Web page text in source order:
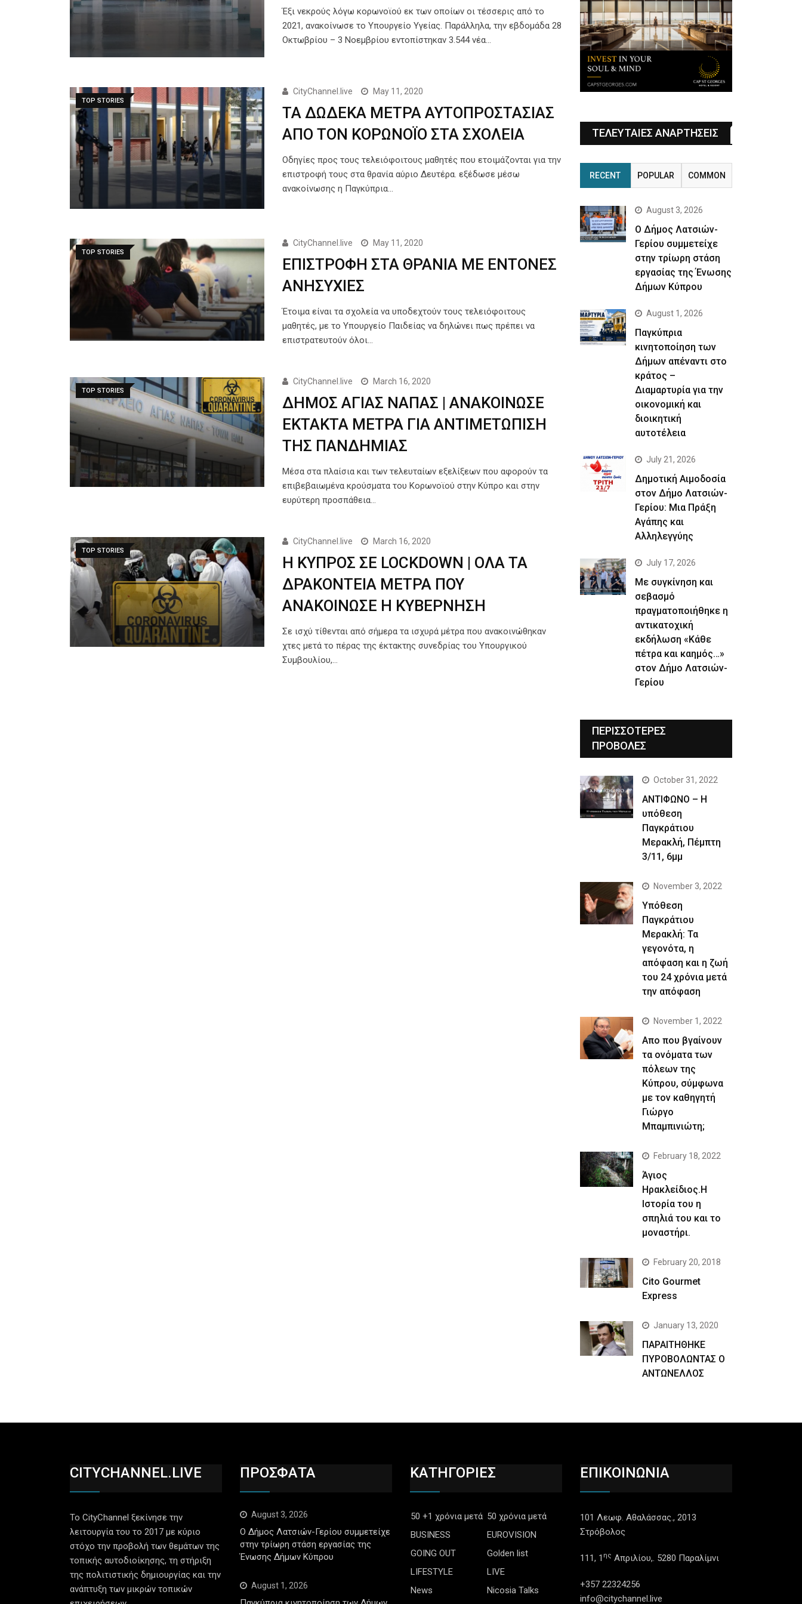
Έξι νεκρούς λόγω κορωνοϊού εκ των οποίων οι τέσσερις από το
2021, ανακοίνωσε το Υπουργείο Υγείας. Παράλληλα, την εβδομάδα 28
Οκτωβρίου – 3 Νοεμβρίου εντοπίστηκαν 3.544 νέα…
TOP STORIES
CityChannel.live May 11, 2020
ΤΑ ΔΩΔΕΚΑ ΜΕΤΡΑ ΑΥΤΟΠΡΟΣΤΑΣΙΑΣ
ΑΠΟ ΤΟΝ ΚΟΡΩΝΟΪΟ ΣΤΑ ΣΧΟΛΕΙΑ
Οδηγίες προς τους τελειόφοιτους μαθητές που ετοιμάζονται για την
επιστροφή τους στα θρανία αύριο Δευτέρα. εξέδωσε μέσω
ανακοίνωσης η Παγκύπρια…
TOP STORIES
CityChannel.live May 11, 2020
ΕΠΙΣΤΡΟΦΗ ΣΤΑ ΘΡΑΝΙΑ ΜΕ ΕΝΤΟΝΕΣ
ΑΝΗΣΥΧΙΕΣ
Έτοιμα είναι τα σχολεία να υποδεχτούν τους τελειόφοιτους
μαθητές, με το Υπουργείο Παιδείας να δηλώνει πως πρέπει να
επιστρατευτούν όλοι…
TOP STORIES
CityChannel.live March 16, 2020
ΔΗΜΟΣ ΑΓΙΑΣ ΝΑΠΑΣ | ΑΝΑΚΟΙΝΩΣΕ
ΕΚΤΑΚΤΑ ΜΕΤΡΑ ΓΙΑ ΑΝΤΙΜΕΤΩΠΙΣΗ
ΤΗΣ ΠΑΝΔΗΜΙΑΣ
Μέσα στα πλαίσια και των τελευταίων εξελίξεων που αφορούν τα
επιβεβαιωμένα κρούσματα του Κορωνοϊού στην Κύπρο και στην
ευρύτερη προσπάθεια…
TOP STORIES
CityChannel.live March 16, 2020
Η ΚΥΠΡΟΣ ΣΕ LOCKDOWN | ΟΛΑ ΤΑ
ΔΡΑΚΟΝΤΕΙΑ ΜΕΤΡΑ ΠΟΥ
ΑΝΑΚΟΙΝΩΣΕ Η ΚΥΒΕΡΝΗΣΗ
Σε ισχύ τίθενται από σήμερα τα ισχυρά μέτρα που ανακοινώθηκαν
χτες μετά το πέρας της έκτακτης συνεδρίας του Υπουργικού
Συμβουλίου,…
ΤΕΛΕΥΤΑΙΕΣ ΑΝΑΡΤΗΣΕΙΣ
RECENT POPULAR COMMON
August 3, 2026
Ο Δήμος Λατσιών-
Γερίου συμμετείχε
στην τρίωρη στάση
εργασίας της Ένωσης
Δήμων Κύπρου
August 1, 2026
Παγκύπρια
κινητοποίηση των
Δήμων απέναντι στο
κράτος –
Διαμαρτυρία για την
οικονομική και
διοικητική
αυτοτέλεια
July 21, 2026
Δημοτική Αιμοδοσία
στον Δήμο Λατσιών-
Γερίου: Μια Πράξη
Αγάπης και
Αλληλεγγύης
July 17, 2026
Με συγκίνηση και
σεβασμό
πραγματοποιήθηκε η
αντικατοχική
εκδήλωση «Κάθε
πέτρα και καημός…»
στον Δήμο Λατσιών-
Γερίου
ΠΕΡΙΣΣΟΤΕΡΕΣ
ΠΡΟΒΟΛΕΣ
October 31, 2022
ΑΝΤΙΦΩΝΟ – Η
υπόθεση
Παγκράτιου
Μερακλή, Πέμπτη
3/11, 6μμ
November 3, 2022
Yπόθεση
Παγκράτιου
Μερακλή: Τα
γεγονότα, η
απόφαση και η ζωή
του 24 χρόνια μετά
την απόφαση
November 1, 2022
Απο που βγαίνουν
τα ονόματα των
πόλεων της
Κύπρου, σύμφωνα
με τον καθηγητή
Γιώργο
Μπαμπινιώτη;
February 18, 2022
Άγιος
Ηρακλείδιος.Η
Ιστορία του η
σπηλιά του και το
μοναστήρι.
February 20, 2018
Cito Gourmet
Express
January 13, 2020
ΠΑΡΑΙΤΗΘΗΚΕ
ΠΥΡΟΒΟΛΩΝΤΑΣ Ο
ΑΝΤΩΝΕΛΛΟΣ
CITYCHANNEL.LIVE
Το CityChannel ξεκίνησε την
λειτουργία του το 2017 με κύριο
στόχο την προβολή των θεμάτων της
τοπικής αυτοδιοίκησης, τη στήριξη
της πολιτιστικής δημιουργίας και την
ανάπτυξη των μικρών τοπικών
ΠΡΟΣΦΑΤΑ
August 3, 2026
Ο Δήμος Λατσιών-Γερίου συμμετείχε
στην τρίωρη στάση εργασίας της
Ένωσης Δήμων Κύπρου
August 1, 2026
ΚΑΤΗΓΟΡΙΕΣ
50 +1 χρόνια μετά 50 χρόνια μετά
BUSINESS
EUROVISION
GOING OUT
Golden list
LIFESTYLE
LIVE
News
Nicosia Talks
ΕΠΙΚΟΙΝΩΝΙΑ
101 Λεωφ. Αθαλάσσας., 2013
Στρόβολος
111, 1 ης Απριλίου,. 5280 Παραλίμνι
+357 22324256
info@citychannel.live